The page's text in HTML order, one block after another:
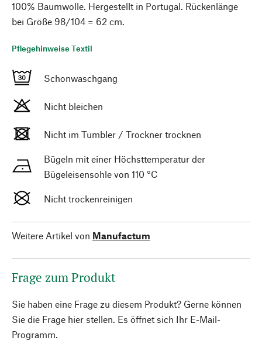
100% Baumwolle. Hergestellt in Portugal. Rückenlänge
bei Größe 98/104 = 62 cm.
Pflegehinweise Textil
Schonwaschgang
Nicht bleichen
Nicht im Tumbler / Trockner trocknen
Bügeln mit einer Höchsttemperatur der
Bügeleisensohle von 110 °C
Nicht trockenreinigen
Weitere Artikel von Manufactum
Frage zum Produkt
Sie haben eine Frage zu diesem Produkt? Gerne können
Sie die Frage hier stellen. Es öffnet sich Ihr E-Mail-
Programm.